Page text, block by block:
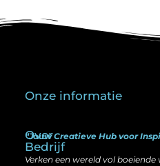
Over
Bedrijf
“Jouw Creatieve Hub voor
Verken een wereld vol
Onze informatie